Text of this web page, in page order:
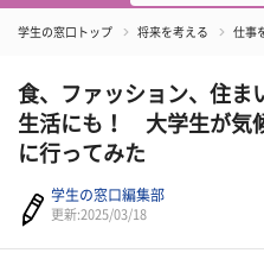
学生の窓口トップ 将来を考える 仕事
食、ファッション、住
生活にも！ 大学生が気
に行ってみた
学生の窓口編集部
更新:2025/03/18